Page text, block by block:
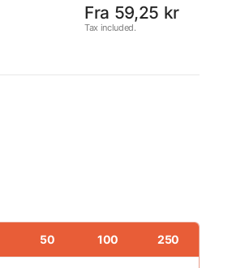
Fra 59,25 kr
Tax included.
50 100 250